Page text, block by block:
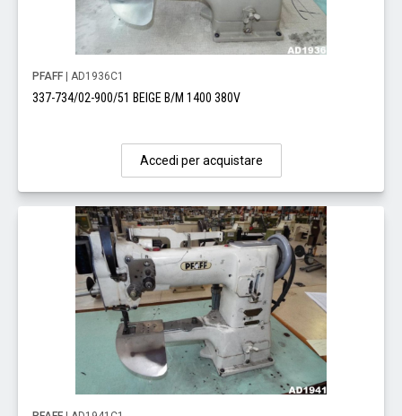
PFAFF | AD1936C1
337-734/02-900/51 BEIGE B/M 1400 380V
Accedi per acquistare